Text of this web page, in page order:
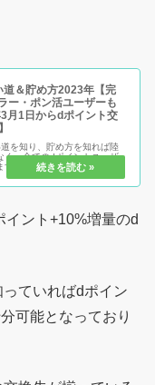
道＆貯め方2023年【完
ー・ポン活ユーザーも
月1日からdポイント交
を知り、貯め方を知れば陸
く、全てのdポイントユーザ
す。dポイントは1ポイント
ソレ以上の使い道は幾つも存
いたでしょうか？知らなけれ
ント+10%増量のd
ていればdポイン
可能となっており